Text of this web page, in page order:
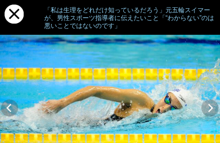
「私は生理をどれだけ知っているだろう」元五輪スイマー
が、男性スポーツ指導者に伝えたいこと「“わからない”のは
悪いことではないのです」